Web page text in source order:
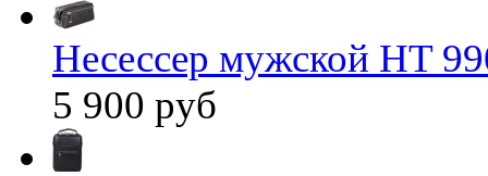
Несессер мужской HT
5 900 руб